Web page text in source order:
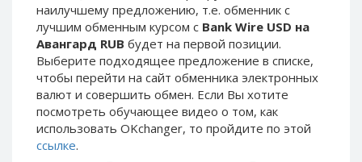
наилучшему предложению, т.е. обменник с
лучшим обменным курсом с Bank Wire USD на
Авангард RUB будет на первой позиции.
Выберите подходящее предложение в списке,
чтобы перейти на сайт обменника электронных
валют и совершить обмен. Если Вы хотите
посмотреть обучающее видео о том, как
использовать OKchanger, то пройдите по этой
ссылке.
PayPal USD
PayPal EUR
PayPal GBP
PayPal CAD
PayPal AUD
PayPal RUB
PayPal CZK
PayPal USD
PayPal EUR
PayPal GBP
PayPal CAD
PayPal AUD
PayPal RUB